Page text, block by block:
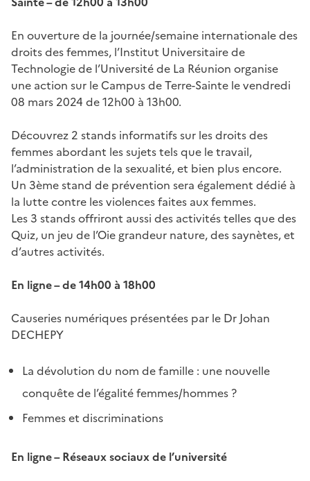
En ouverture de la journée/semaine internationale des
droits des femmes, l’Institut Universitaire de
Technologie de l’Université de La Réunion organise
une action sur le Campus de Terre-Sainte le vendredi
08 mars 2024 de 12h00 à 13h00.
Découvrez 2 stands informatifs sur les droits des
femmes abordant les sujets tels que le travail,
l’administration de la sexualité, et bien plus encore.
Un 3ème stand de prévention sera également dédié à
la lutte contre les violences faites aux femmes.
Les 3 stands offriront aussi des activités telles que des
Quiz, un jeu de l’Oie grandeur nature, des saynètes, et
d’autres activités.
En ligne – de 14h00 à 18h00
Causeries numériques présentées par le Dr Johan
DECHEPY
La dévolution du nom de famille : une nouvelle
conquête de l’égalité femmes/hommes ?
Femmes et discriminations
En ligne – Réseaux sociaux de l’université